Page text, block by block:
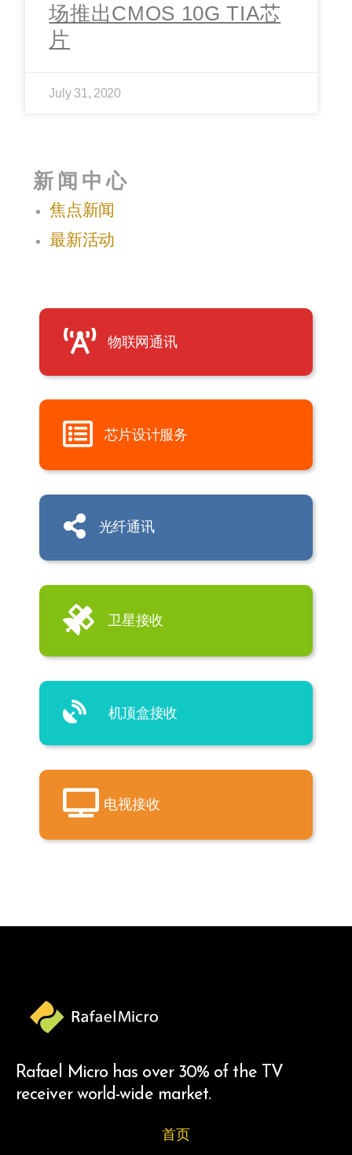
场推出CMOS 10G TIA芯
片
July 31, 2020
新闻中心
焦点新闻
最新活动
物联网通讯
芯片设计服务
光纤通讯
卫星接收
机顶盒接收
电视接收
Rafael Micro has over 30% of the TV
receiver world-wide market.
首页